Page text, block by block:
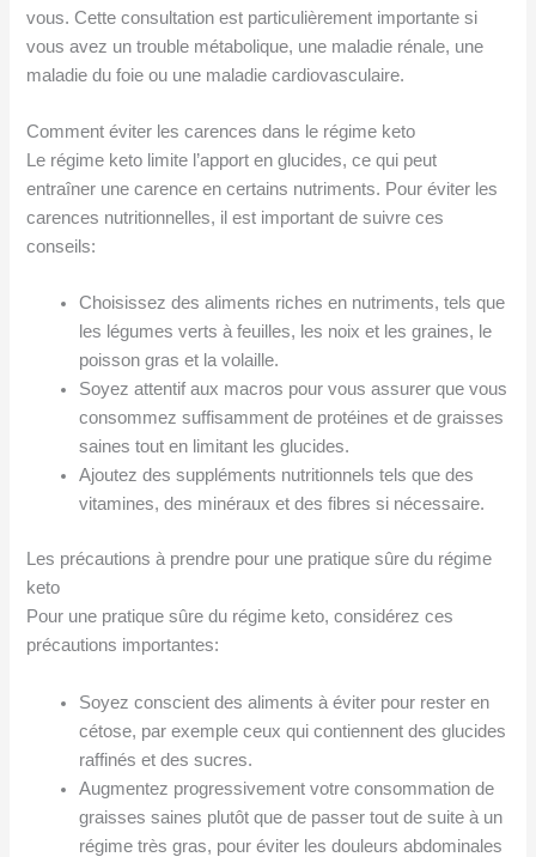
vous. Cette consultation est particulièrement importante si
vous avez un trouble métabolique, une maladie rénale, une
maladie du foie ou une maladie cardiovasculaire.
Comment éviter les carences dans le régime keto
Le régime keto limite l’apport en glucides, ce qui peut
entraîner une carence en certains nutriments. Pour éviter les
carences nutritionnelles, il est important de suivre ces
conseils:
Choisissez des aliments riches en nutriments, tels que
les légumes verts à feuilles, les noix et les graines, le
poisson gras et la volaille.
Soyez attentif aux macros pour vous assurer que vous
consommez suffisamment de protéines et de graisses
saines tout en limitant les glucides.
Ajoutez des suppléments nutritionnels tels que des
vitamines, des minéraux et des fibres si nécessaire.
Les précautions à prendre pour une pratique sûre du régime
keto
Pour une pratique sûre du régime keto, considérez ces
précautions importantes:
Soyez conscient des aliments à éviter pour rester en
cétose, par exemple ceux qui contiennent des glucides
raffinés et des sucres.
Augmentez progressivement votre consommation de
graisses saines plutôt que de passer tout de suite à un
régime très gras, pour éviter les douleurs abdominales